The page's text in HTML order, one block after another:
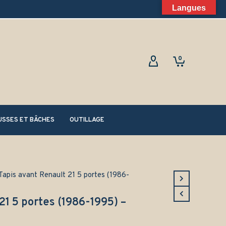
0
ET BÂCHES OUTILLAGE
avant Renault 21 5 portes (1986-
5 portes (1986-1995) –
Langues